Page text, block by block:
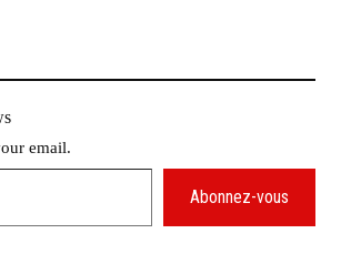
email.
Abonnez-vous